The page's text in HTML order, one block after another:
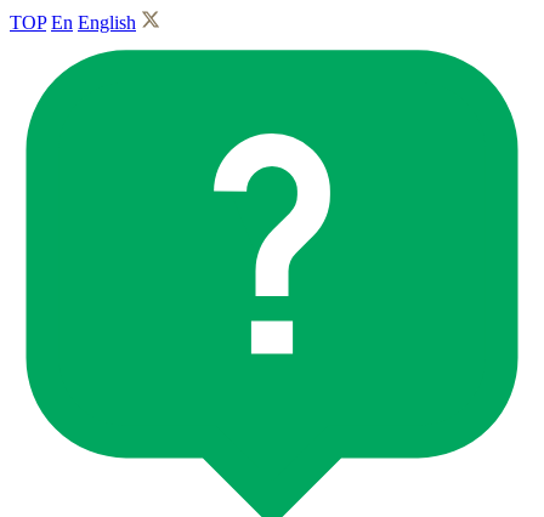
TOP En English